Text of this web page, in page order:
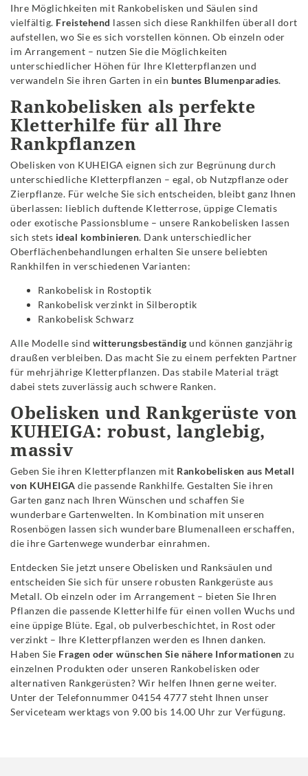
Ihre Möglichkeiten mit Rankobelisken und Säulen sind
vielfältig. Freistehend lassen sich diese Rankhilfen überall dort
aufstellen, wo Sie es sich vorstellen können. Ob einzeln oder
im Arrangement – nutzen Sie die Möglichkeiten
unterschiedlicher Höhen für Ihre Kletterpflanzen und
verwandeln Sie ihren Garten in ein buntes Blumenparadies.
Rankobelisken als perfekte
Kletterhilfe für all Ihre
Rankpflanzen
Obelisken von KUHEIGA eignen sich zur Begrünung durch
unterschiedliche Kletterpflanzen – egal, ob Nutzpflanze oder
Zierpflanze. Für welche Sie sich entscheiden, bleibt ganz Ihnen
überlassen: lieblich duftende Kletterrose, üppige Clematis
oder exotische Passionsblume – unsere Rankobelisken lassen
sich stets ideal kombinieren. Dank unterschiedlicher
Oberflächenbehandlungen erhalten Sie unsere beliebten
Rankhilfen in verschiedenen Varianten:
Rankobelisk in Rostoptik
Rankobelisk verzinkt in Silberoptik
Rankobelisk Schwarz
Alle Modelle sind witterungsbeständig und können ganzjährig
draußen verbleiben. Das macht Sie zu einem perfekten Partner
für mehrjährige Kletterpflanzen. Das stabile Material trägt
dabei stets zuverlässig auch schwere Ranken.
Obelisken und Rankgerüste von
KUHEIGA: robust, langlebig,
massiv
Geben Sie ihren Kletterpflanzen mit Rankobelisken aus Metall
von KUHEIGA die passende Rankhilfe. Gestalten Sie ihren
Garten ganz nach Ihren Wünschen und schaffen Sie
wunderbare Gartenwelten. In Kombination mit unseren
Rosenbögen lassen sich wunderbare Blumenalleen erschaffen,
die ihre Gartenwege wunderbar einrahmen.
Entdecken Sie jetzt unsere Obelisken und Ranksäulen und
entscheiden Sie sich für unsere robusten Rankgerüste aus
Metall. Ob einzeln oder im Arrangement – bieten Sie Ihren
Pflanzen die passende Kletterhilfe für einen vollen Wuchs und
eine üppige Blüte. Egal, ob pulverbeschichtet, in Rost oder
verzinkt – Ihre Kletterpflanzen werden es Ihnen danken.
Haben Sie Fragen oder wünschen Sie nähere Informationen zu
einzelnen Produkten oder unseren Rankobelisken oder
alternativen Rankgerüsten? Wir helfen Ihnen gerne weiter.
Unter der Telefonnummer 04154 4777 steht Ihnen unser
Serviceteam werktags von 9.00 bis 14.00 Uhr zur Verfügung.